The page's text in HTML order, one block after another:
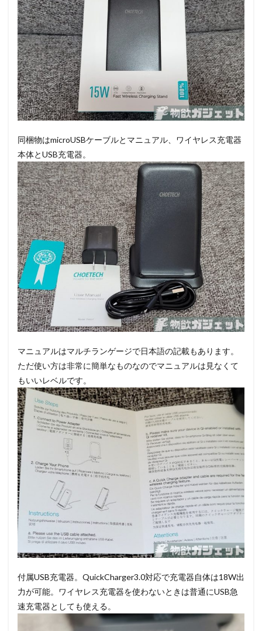
同梱物はmicroUSBケーブルとマニュアル、ワイヤレス充電器
本体とUSB充電器。
マニュアルはマルチランゲージで日本語の記載もあります。
ただ使い方は非常に簡単なものなのでマニュアルは見なくて
もいいレベルです。
付属USB充電器。QuickCharger3.0対応で充電器自体は18W出
力が可能。ワイヤレス充電器を使わないときは普通にUSB急
速充電器としても使える。